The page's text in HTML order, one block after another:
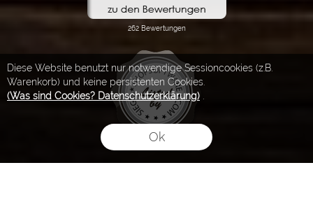
Diese Website benutzt nur notwendige Sessioncookies (z.B.
Warenkorb) und keine persistenten Cookies.
(Was sind Cookies? Datenschutzerklärung)
Ok